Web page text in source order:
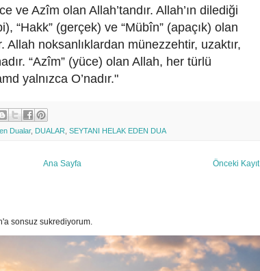
ve Azîm olan Allah’tandır. Allah’ın dilediği
“Hakk” (gerçek) ve “Mübîn” (apaçık) olan
Allah noksanlıklardan münezzehtir, uzaktır,
“Azîm” (yüce) olan Allah, her türlü
yalnızca O’nadır."
Dualar, DUALAR SEYTANI HELAK EDEN DUA
Önceki Kayıt
Ana Sayfa
sonsuz sukrediyorum.